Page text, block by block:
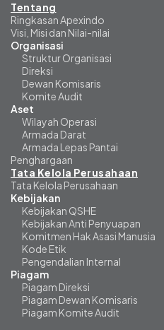
Tentang
Ringkasan Apexindo
Visi, Misi dan Nilai-nilai
Organisasi
Struktur Organisasi
Direksi
Dewan Komisaris
Komite Audit
Aset
Wilayah Operasi
Armada Darat
Armada Lepas Pantai
Penghargaan
Tata Kelola Perusahaan
Tata Kelola Perusahaan
Kebijakan
Kebijakan QSHE
Kebijakan Anti Penyuapan
Komitmen Hak Asasi Manusia
Kode Etik
Pengendalian Internal
Piagam
Piagam Direksi
Piagam Dewan Komisaris
Piagam Komite Audit